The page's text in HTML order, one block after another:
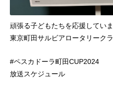
頑張る子どもたちを応援していま
東京町田サルビアロータリーク
#ペスカドーラ町田CUP2024
放送スケジュール